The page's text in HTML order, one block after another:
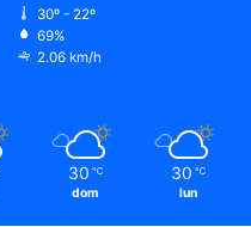
30º - 22º
69%
2.06 km/h
30 ℃
dom
30 ℃
lun